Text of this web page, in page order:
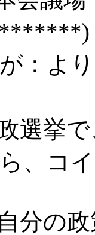
：よ
選挙で
、コ
分の政